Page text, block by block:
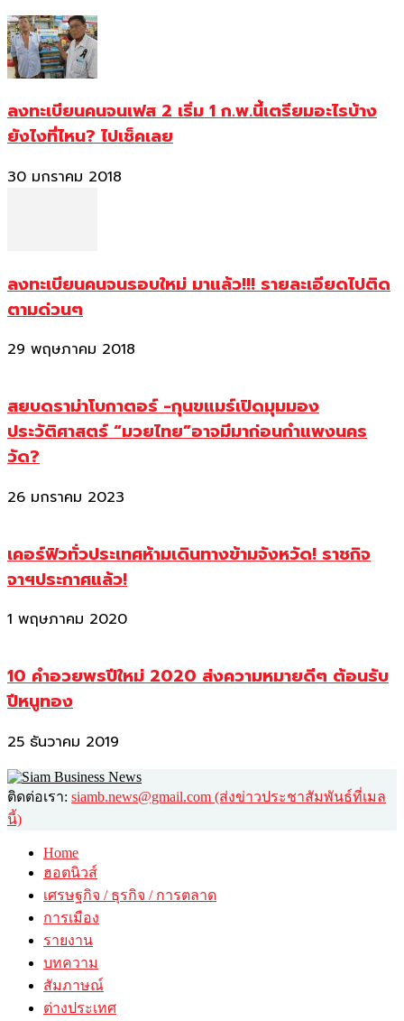
ลงทะเบียนคนจนเฟส 2 เริ่ม 1 ก.พ.นี้เตรียมอะไรบ้าง
ยังไงที่ไหน? ไปเช็คเลย
30 มกราคม 2018
ลงทะเบียนคนจนรอบใหม่ มาแล้ว!!! รายละเอียดไปติด
ตามด่วนๆ
29 พฤษภาคม 2018
สยบดราม่าโบกาตอร์ -กุนขแมร์เปิดมุมมอง
ประวัติศาสตร์ “มวยไทย”อาจมีมาก่อนกำแพงนคร
วัด?
26 มกราคม 2023
เคอร์ฟิวทั่วประเทศห้ามเดินทางข้ามจังหวัด! ราชกิจ
จาฯประกาศแล้ว!
1 พฤษภาคม 2020
10 คำอวยพรปีใหม่ 2020 ส่งความหมายดีๆ ต้อนรับ
ปีหนูทอง
25 ธันวาคม 2019
ติดต่อเรา: siamb.news@gmail.com (ส่งข่าวประชาสัมพันธ์ที่เมล
นี้)
Home
ฮอตนิวส์
เศรษฐกิจ / ธุรกิจ / การตลาด
การเมือง
รายงาน
บทความ
สัมภาษณ์
ต่างประเทศ